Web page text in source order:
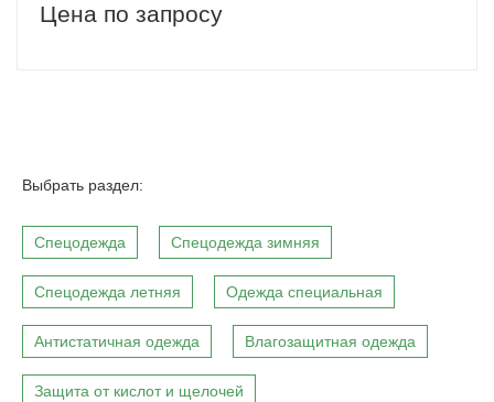
Цена по запросу
Выбрать раздел:
Спецодежда Спецодежда зимняя
Спецодежда летняя Одежда специальная
Антистатичная одежда Влагозащитная одежда
Защита от кислот и щелочей